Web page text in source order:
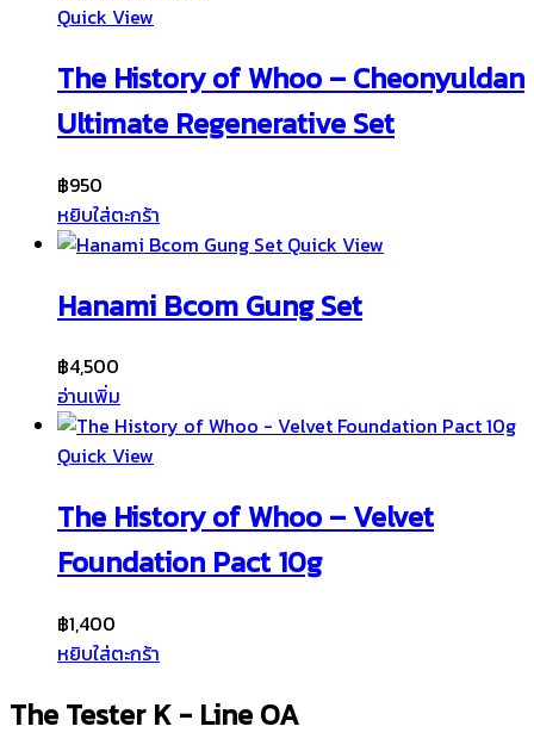
Quick View
The History of Whoo – Cheonyuldan
Ultimate Regenerative Set
฿950
หยิบใส่ตะกร้า
Quick View
Hanami Bcom Gung Set
฿4,500
อ่านเพิ่ม
Quick View
The History of Whoo – Velvet
Foundation Pact 10g
฿1,400
หยิบใส่ตะกร้า
The Tester K - Line OA